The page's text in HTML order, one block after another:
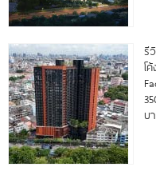
รี
โ
บ